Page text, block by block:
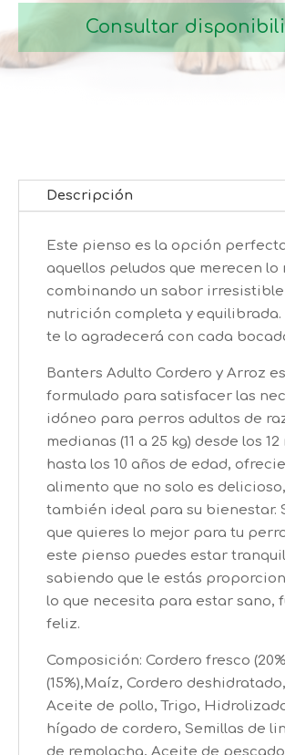
Consultar
Descripción
Este pienso es la opción
aquellos peludos que merecen lo
combinando un sabor irresistible
nutrición completa y equilibrada.
te lo agradecerá con cada
Banters Adulto Cordero y Arroz
formulado para satisfacer las
idóneo para perros adultos de
medianas (11 a 25 kg) desde los 12
hasta los 10 años de edad,
alimento que no solo es
también ideal para su bienestar.
que quieres lo mejor para tu
este pienso puedes estar
sabiendo que le estás
lo que necesita para estar sano,
feliz.
Composición: Cordero fresco
(15%),Maíz, Cordero
Aceite de pollo, Trigo,
hígado de cordero, Semillas de
de remolacha, Aceite de